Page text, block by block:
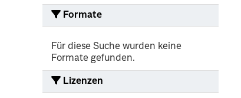
Formate
Für diese Suche wurden keine
Formate gefunden.
Lizenzen